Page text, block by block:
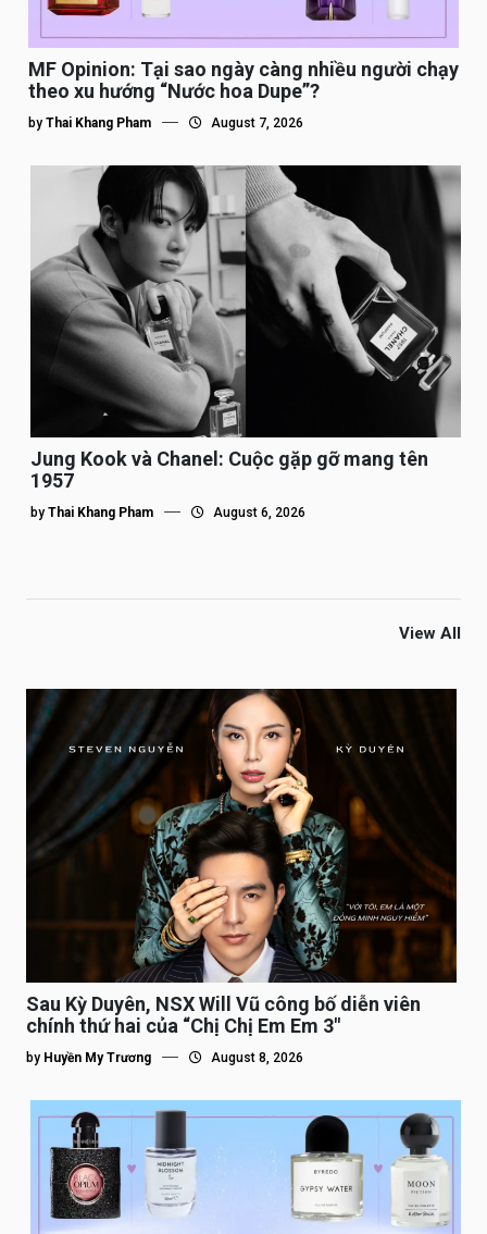
MF Opinion: Tại sao ngày càng nhiều người chạy
theo xu hướng “Nước hoa Dupe”?
by Thai Khang Pham August 7, 2026
Jung Kook và Chanel: Cuộc gặp gỡ mang tên
1957
by Thai Khang Pham August 6, 2026
View All
Sau Kỳ Duyên, NSX Will Vũ công bố diễn viên
chính thứ hai của “Chị Chị Em Em 3″
by Huyền My Trương August 8, 2026